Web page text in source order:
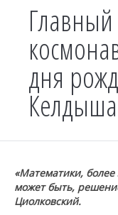
дня
«Математики,
может быть,
Циолковский.